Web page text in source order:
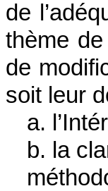
de
thème
de
soit leur
a.
b. la